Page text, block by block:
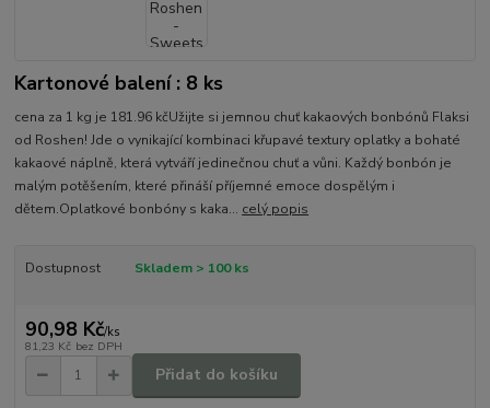
Kartonové balení : 8 ks
cena za 1 kg je 181.96 kčUžijte si jemnou chuť kakaových bonbónů Flaksi
od Roshen! Jde o vynikající kombinaci křupavé textury oplatky a bohaté
kakaové náplně, která vytváří jedinečnou chuť a vůni. Každý bonbón je
malým potěšením, které přináší příjemné emoce dospělým i
dětem.Oplatkové bonbóny s kaka... celý popis
Dostupnost Skladem > 100 ks
90,98 Kč/ks
81,23 Kč bez DPH
Přidat do košíku